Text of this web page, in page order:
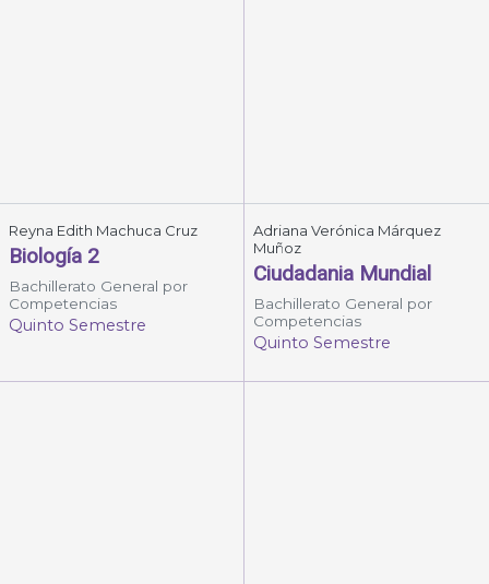
Reyna Edith Machuca Cruz
Biología 2
Bachillerato General por
Competencias
Quinto Semestre
Adriana Verónica Márquez
Muñoz
Ciudadania Mundial
Bachillerato General por
Competencias
Quinto Semestre